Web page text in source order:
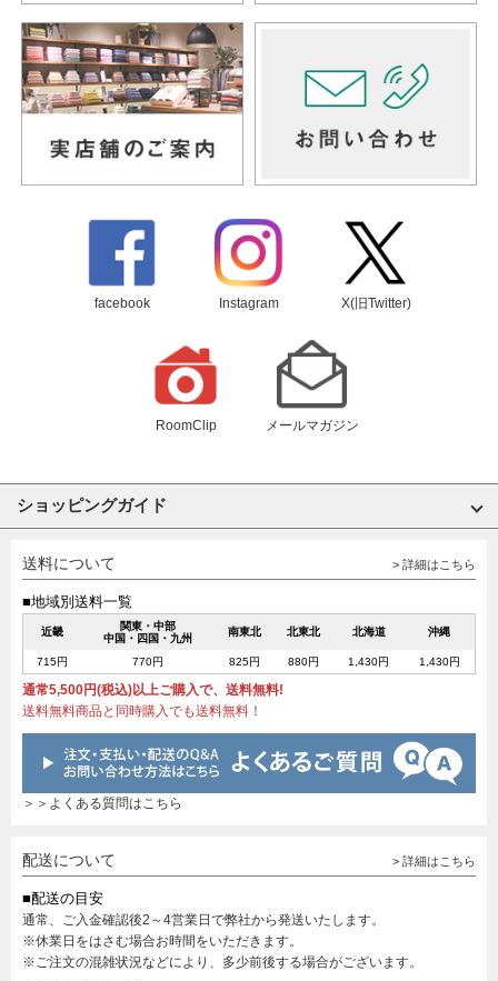
facebook Instagram X(旧Twitter)
RoomClip メールマガジン
ショッピングガイド
送料について > 詳細はこちら
■地域別送料一覧
近畿
関東・中部
中国・四国・九州
南東北 北東北 北海道 沖縄
715円 770円 825円 880円 1,430円 1,430円
通常5,500円(税込)以上ご購入で、送料無料!
送料無料商品と同時購入でも送料無料！
＞＞よくある質問はこちら
配送について > 詳細はこちら
■配送の目安
通常、ご入金確認後2～4営業日で弊社から発送いたします。
※休業日をはさむ場合お時間をいただきます。
※ご注文の混雑状況などにより、多少前後する場合がございます。